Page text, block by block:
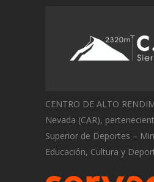
CENTRO DE ALTO
Nevada (CAR),
Superior de Deportes –
Educación, Cultura y